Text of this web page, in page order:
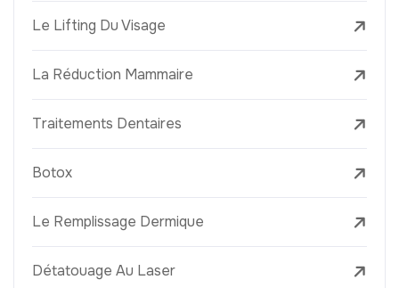
Le Lifting Du Visage
La Réduction Mammaire
Traitements Dentaires
Botox
Le Remplissage Dermique
Détatouage Au Laser